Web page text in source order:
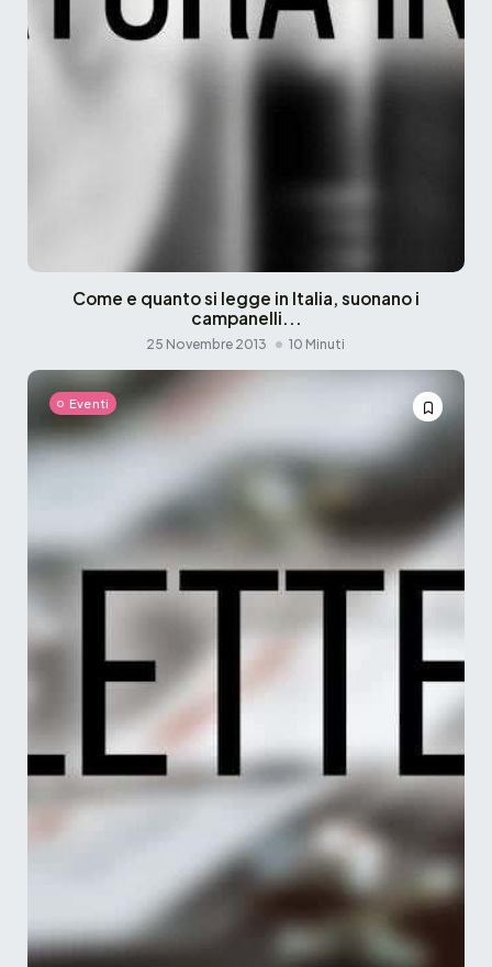
Come e quanto si legge in Italia, suonano i
campanelli...
25 Novembre 2013 10 Minuti
Eventi